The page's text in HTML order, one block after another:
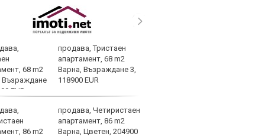
продава, Тристаен
апартамент, 68 m2
Варна, Възраждане 3,
118900 EUR
продава, Четиристаен
апартамент, 86 m2
Варна, Цветен, 204900